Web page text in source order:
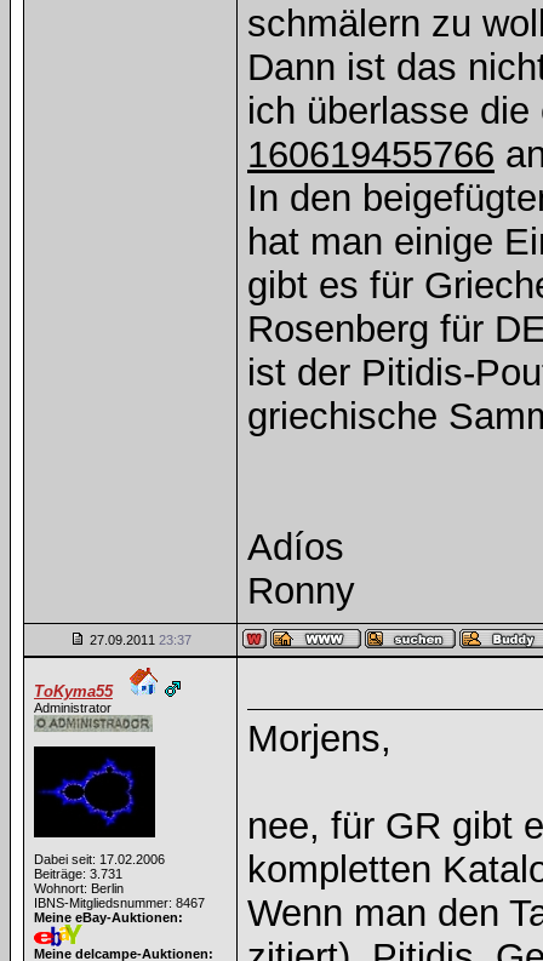
schmälern zu
Dann ist das
ich überlasse
160619455766
In den
hat man einige
gibt es für
Rosenberg für
ist der Pitidis-
griechische
Adíos
Ronny
27.09.2011 23:37
ToKyma55
Administrator
Dabei seit: 17.02.2006
Beiträge: 3.731
Wohnort: Berlin
IBNS-Mitgliedsnummer: 8467
Meine eBay-Auktionen:
Meine delcampe-Auktionen:
Morjens,
nee, für GR gibt
kompletten
Wenn man den